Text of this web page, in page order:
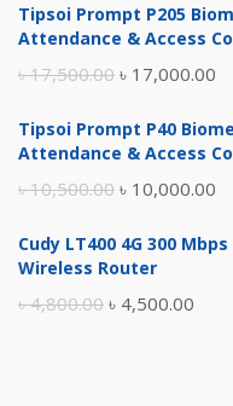
Tipsoi Prompt P205
Attendance & Access
৳17,500.00 Original
was:
৳ 17,000.00
is:
Tipsoi Prompt P40
Attendance & Access
৳10,500.00 Original
was:
৳ 10,000.00
is:
Cudy LT400 4G 300
Wireless Router
৳4,800.00 Original
৳ 4,500.00